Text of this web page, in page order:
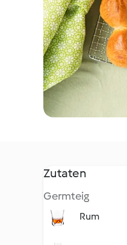
Zutaten
Germteig
Rum